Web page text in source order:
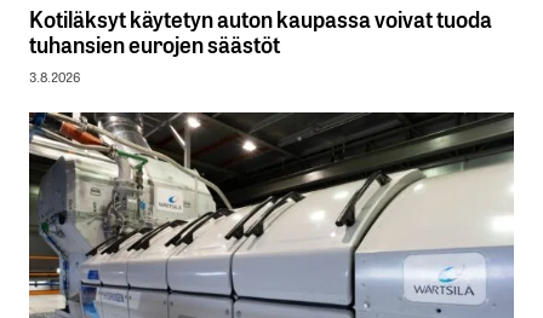
Kotiläksyt käytetyn auton kaupassa voivat tuoda
tuhansien eurojen säästöt
3.8.2026